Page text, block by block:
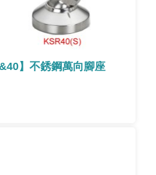
】不銹鋼萬向腳座